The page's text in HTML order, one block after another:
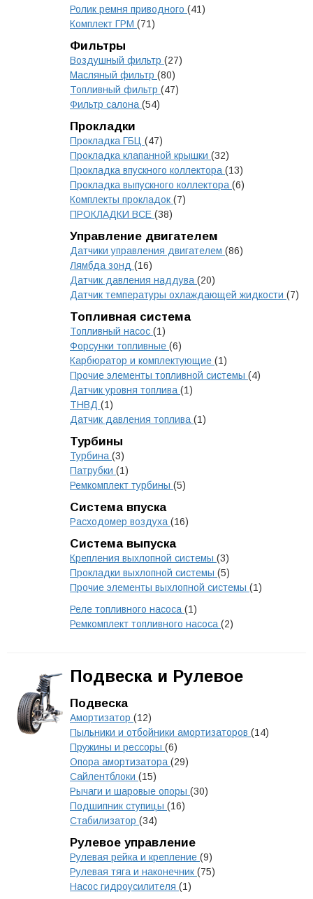
Ролик ремня приводного (41)
Комплект ГРМ (71)
Фильтры
Воздушный фильтр (27)
Масляный фильтр (80)
Топливный фильтр (47)
Фильтр салона (54)
Прокладки
Прокладка ГБЦ (47)
Прокладка клапанной крышки (32)
Прокладка впускного коллектора (13)
Прокладка выпускного коллектора (6)
Комплекты прокладок (7)
ПРОКЛАДКИ ВСЕ (38)
Управление двигателем
Датчики управления двигателем (86)
Лямбда зонд (16)
Датчик давления наддува (20)
Датчик температуры охлаждающей жидкости (7)
Топливная система
Топливный насос (1)
Форсунки топливные (6)
Карбюратор и комплектующие (1)
Прочие элементы топливной системы (4)
Датчик уровня топлива (1)
ТНВД (1)
Датчик давления топлива (1)
Турбины
Турбина (3)
Патрубки (1)
Ремкомплект турбины (5)
Система впуска
Расходомер воздуха (16)
Система выпуска
Крепления выхлопной системы (3)
Прокладки выхлопной системы (5)
Прочие элементы выхлопной системы (1)
Реле топливного насоса (1)
Ремкомплект топливного насоса (2)
Подвеска и Рулевое
Подвеска
Амортизатор (12)
Пыльники и отбойники амортизаторов (14)
Пружины и рессоры (6)
Опора амортизатора (29)
Сайлентблоки (15)
Рычаги и шаровые опоры (30)
Подшипник ступицы (16)
Стабилизатор (34)
Рулевое управление
Рулевая рейка и крепление (9)
Рулевая тяга и наконечник (75)
Насос гидроусилителя (1)